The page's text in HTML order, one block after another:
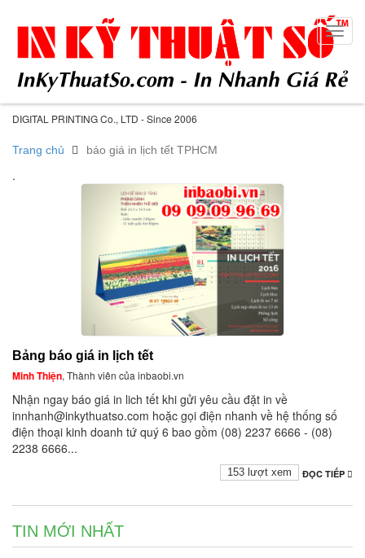
DIGITAL PRINTING Co., LTD - Since 2006
Trang chủ báo giá in lịch tết TPHCM
.
Bảng báo giá in lịch tết
Minh Thiện, Thành viên của inbaobi.vn
Nhận ngay báo giá in lich tết khi gửi yêu cầu đặt in về
innhanh@inkythuatso.com hoặc gọi điện nhanh về hệ thống số
điện thoại kinh doanh tứ quý 6 bao gồm (08) 2237 6666 - (08)
2238 6666...
ĐỌC TIẾP
153 lượt xem
TIN MỚI NHẤT